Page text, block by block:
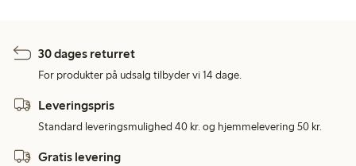
30 dages returret
For produkter på udsalg tilbyder vi 14 dage.
Leveringspris
Standard leveringsmulighed 40 kr. og hjemmelevering 50 kr.
Gratis levering